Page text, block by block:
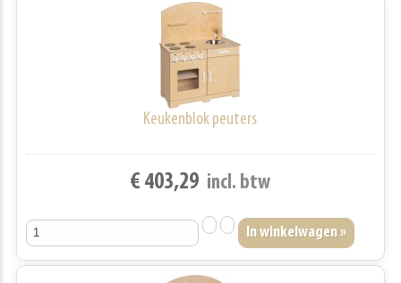
Keukenblok peuters
€ 403,29 incl. btw